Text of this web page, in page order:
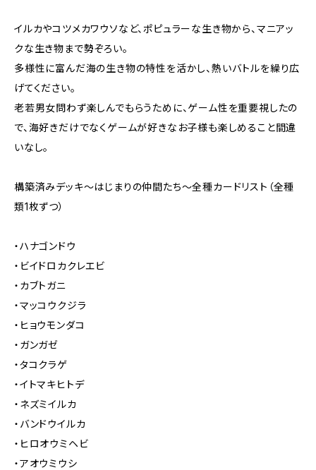
イルカやコツメカワウソなど、ポピュラーな生き物から、マニアッ
クな生き物まで勢ぞろい。
多様性に富んだ海の生き物の特性を活かし、熱いバトルを繰り広
げてください。
老若男女問わず楽しんでもらうために、ゲーム性を重要視したの
で、海好きだけでなくゲームが好きなお子様も楽しめること間違
いなし。
構築済みデッキ～はじまりの仲間たち～全種カードリスト（全種
類1枚ずつ）
・ハナゴンドウ
・ビイドロカクレエビ
・カブトガニ
・マッコウクジラ
・ヒョウモンダコ
・ガンガゼ
・タコクラゲ
・イトマキヒトデ
・ネズミイルカ
・バンドウイルカ
・ヒロオウミヘビ
・アオウミウシ